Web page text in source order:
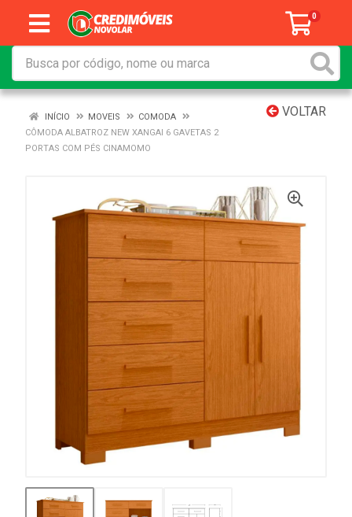
0
VOLTAR
INÍCIO MOVEIS
COMODA
CÔMODA ALBATROZ NEW XANGAI 6 GAVETAS 2
PORTAS COM PÉS CINAMOMO